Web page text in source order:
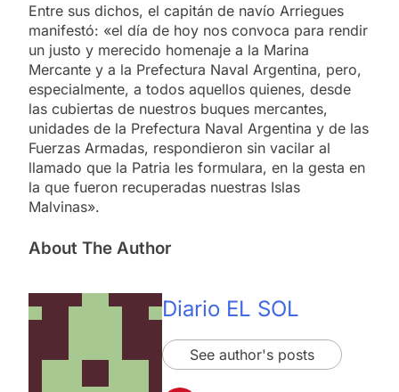
Entre sus dichos, el capitán de navío Arriegues
manifestó: «el día de hoy nos convoca para rendir
un justo y merecido homenaje a la Marina
Mercante y a la Prefectura Naval Argentina, pero,
especialmente, a todos aquellos quienes, desde
las cubiertas de nuestros buques mercantes,
unidades de la Prefectura Naval Argentina y de las
Fuerzas Armadas, respondieron sin vacilar al
llamado que la Patria les formulara, en la gesta en
la que fueron recuperadas nuestras Islas
Malvinas».
About The Author
Diario EL SOL
See author's posts